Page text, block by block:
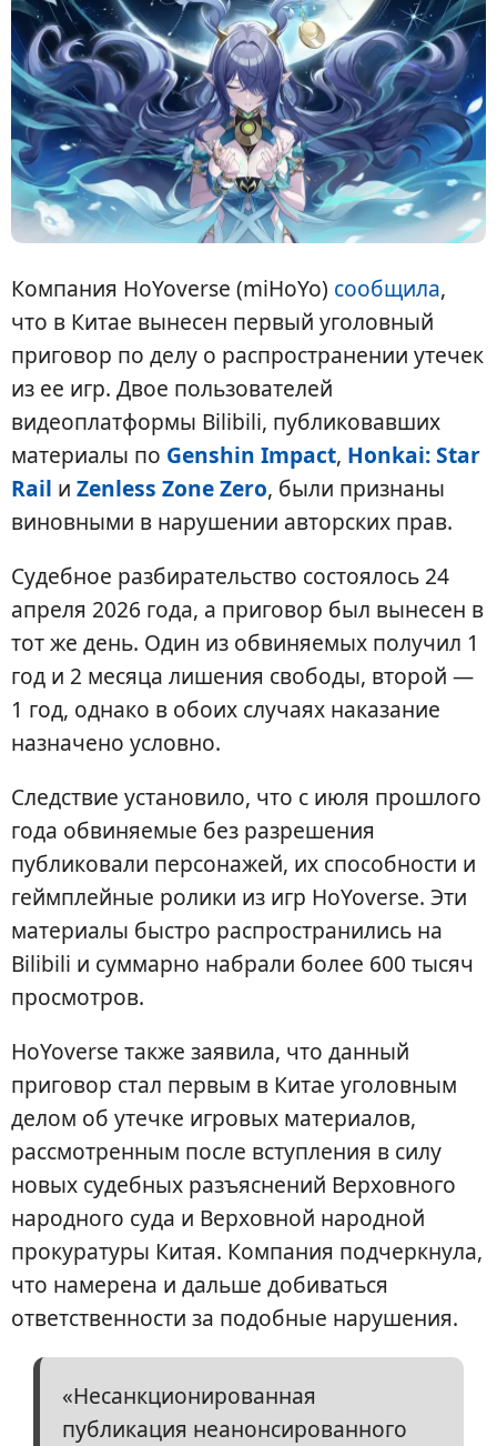
Компания HoYoverse (miHoYo) сообщила,
что в Китае вынесен первый уголовный
приговор по делу о распространении утечек
из ее игр. Двое пользователей
видеоплатформы Bilibili, публиковавших
материалы по Genshin Impact, Honkai: Star
Rail и Zenless Zone Zero, были признаны
виновными в нарушении авторских прав.
Судебное разбирательство состоялось 24
апреля 2026 года, а приговор был вынесен в
тот же день. Один из обвиняемых получил 1
год и 2 месяца лишения свободы, второй —
1 год, однако в обоих случаях наказание
назначено условно.
Следствие установило, что с июля прошлого
года обвиняемые без разрешения
публиковали персонажей, их способности и
геймплейные ролики из игр HoYoverse. Эти
материалы быстро распространились на
Bilibili и суммарно набрали более 600 тысяч
просмотров.
HoYoverse также заявила, что данный
приговор стал первым в Китае уголовным
делом об утечке игровых материалов,
рассмотренным после вступления в силу
новых судебных разъяснений Верховного
народного суда и Верховной народной
прокуратуры Китая. Компания подчеркнула,
что намерена и дальше добиваться
ответственности за подобные нарушения.
«Несанкционированная
публикация неанонсированного